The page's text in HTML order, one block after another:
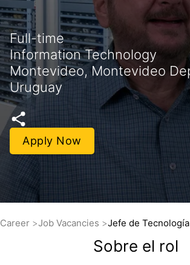
Full-time
Information Technology
Montevideo, Montevideo
Uruguay
Apply Now
Career Job Vacancies Jefe de
Sobre el rol